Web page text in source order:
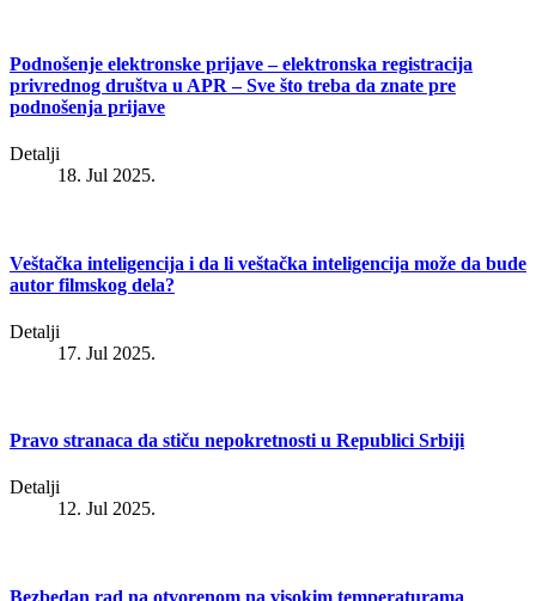
Podnošenje elektronske prijave – elektronska registracija
privrednog društva u APR – Sve što treba da znate pre
podnošenja prijave
Detalji
18. Jul 2025.
Veštačka inteligencija i da li veštačka inteligencija može da bude
autor filmskog dela?
Detalji
17. Jul 2025.
Pravo stranaca da stiču nepokretnosti u Republici Srbiji
Detalji
12. Jul 2025.
Bezbedan rad na otvorenom na visokim temperaturama